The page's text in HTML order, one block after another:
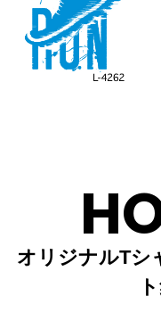
オリジナルTシ